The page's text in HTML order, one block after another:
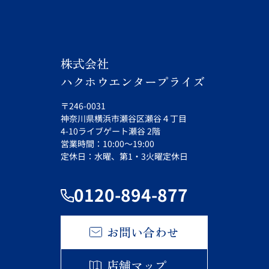
株式会社
ハクホウエンタープライズ
〒246-0031
神奈川県横浜市瀬谷区瀬谷４丁目
4-10ライブゲート瀬谷 2階
営業時間：10:00～19:00
定休日：水曜、第1・3火曜定休日
0120-894-877
お問い合わせ
店舗マップ